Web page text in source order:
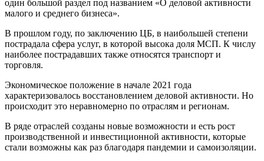
один большой раздел под названием «О деловой активности
малого и среднего бизнеса».
В прошлом году, по заключению ЦБ, в наибольшей степени
пострадала сфера услуг, в которой высока доля МСП. К числу
наиболее пострадавших также относятся транспорт и
торговля.
Экономическое положение в начале 2021 года
характеризовалось восстановлением деловой активности. Но
происходит это неравномерно по отраслям и регионам.
В ряде отраслей созданы новые возможности и есть рост
производственной и инвестиционной активности, которые
стали возможны как раз благодаря пандемии и самоизоляции.